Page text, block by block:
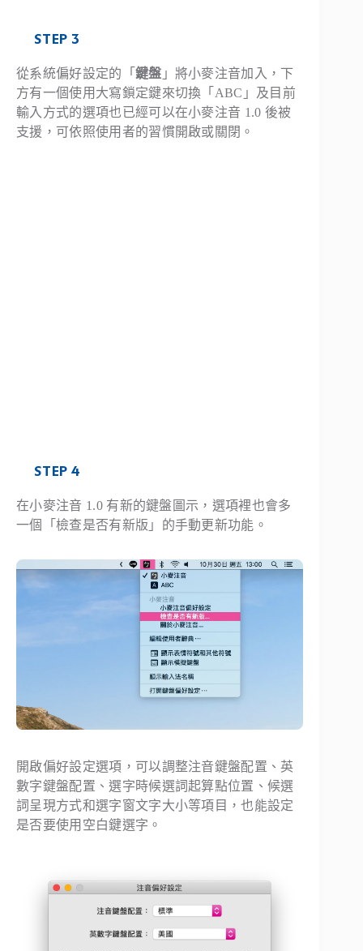
STEP 3
從系統偏好設定的「 鍵盤 」將小麥注音加入，下
方有一個使用大寫鎖定鍵來切換「ABC」及目前
輸入方式的選項也已經可以在小麥注音 1.0 後被
支援，可依照使用者的習慣開啟或關閉。
STEP 4
在小麥注音 1.0 有新的鍵盤圖示，選項裡也會多
一個「檢查是否有新版」的手動更新功能。
開啟偏好設定選項，可以調整注音鍵盤配置、英
數字鍵盤配置、選字時候選詞起算點位置、候選
詞呈現方式和選字窗文字大小等項目，也能設定
是否要使用空白鍵選字。